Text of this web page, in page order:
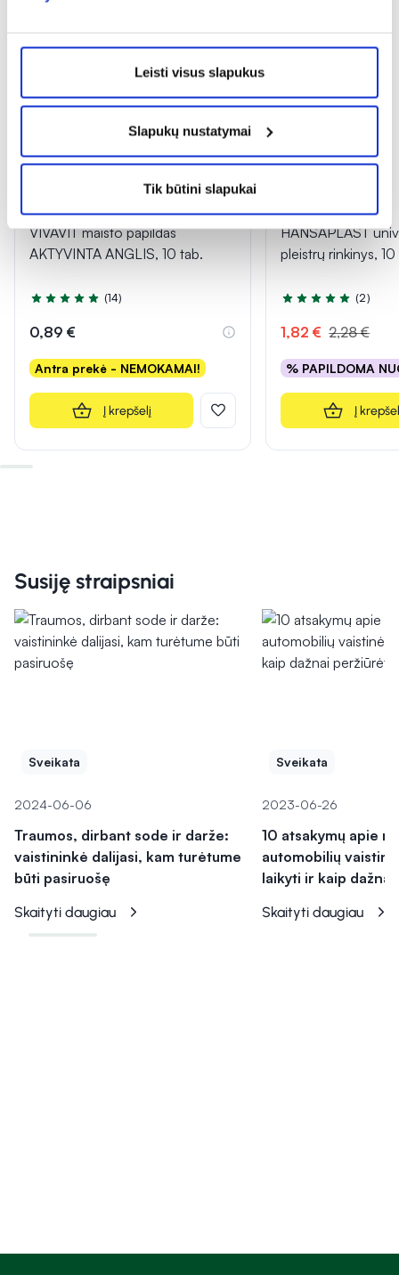
Leisti visus slapukus
Slapukų nustatymai
Tik būtini slapukai
VIVAVIT maisto papildas
AKTYVINTA ANGLIS, 10 tab.
Įvertinimas 5.0 iš 5
(14)
0,89 €
Antra prekė - NEMOKAMAI!
Į krepšelį
HANSAPLAST
pleistrų rinkinys,
Įvertinimas 5.0 iš 5
(2)
1,82 € 2,28 €
% PAPILDOMA
Į
Susiję straipsniai
Sveikata
2024-06-06
Traumos, dirbant sode ir darže:
vaistininkė dalijasi, kam turėtume
būti pasiruošę
Skaityti daugiau
Sveikata
2023-06-26
10 atsakymų apie
automobilių
laikyti ir kaip
Skaityti daugiau